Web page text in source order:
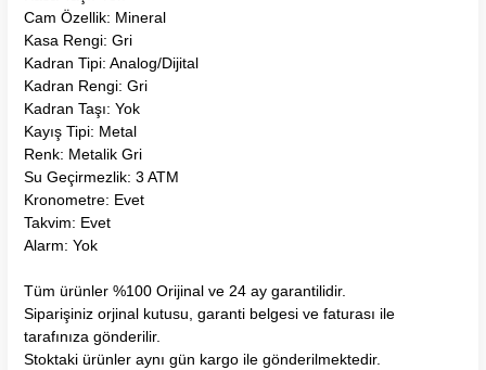
Cam Özellik: Mineral
Kasa Rengi: Gri
Kadran Tipi: Analog/Dijital
Kadran Rengi: Gri
Kadran Taşı: Yok
Kayış Tipi: Metal
Renk: Metalik Gri
Su Geçirmezlik: 3 ATM
Kronometre: Evet
Takvim: Evet
Alarm: Yok
Tüm ürünler %100 Orijinal ve 24 ay garantilidir.
Siparişiniz orjinal kutusu, garanti belgesi ve faturası ile
tarafınıza gönderilir.
Stoktaki ürünler aynı gün kargo ile gönderilmektedir.